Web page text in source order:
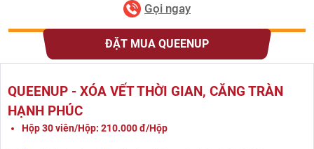
Gọi ngay
ĐẶT MUA QUEENUP
QUEENUP - XÓA VẾT THỜI GIAN, CĂNG TRÀN
HẠNH PHÚC
Hộp 30 viên/Hộp: 210.000 đ/Hộp